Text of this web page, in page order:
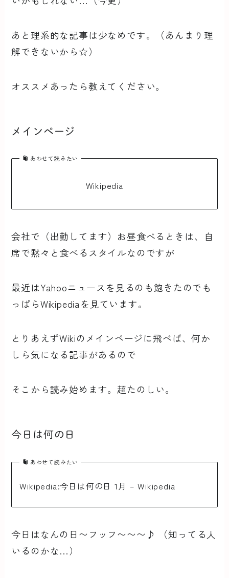
あと理系的な記事は少なめです。（あんまり理
解できないから☆）
オススメあったら教えてください。
メインページ
あわせて読みたい
Wikipedia
会社で（出勤してます）お昼食べるときは、自
席で黙々と食べるスタイルなのですが
最近はYahooニュースを見るのも飽きたのでも
っぱらWikipediaを見ています。
とりあえずWikiのメインページに飛べば、何か
しら気になる記事があるので
そこから読み始めます。超たのしい。
今日は何の日
あわせて読みたい
Wikipedia:今日は何の日 1月 – Wikipedia
今日はなんの日〜フッフ〜〜〜♪ （知ってる人
いるのかな…）